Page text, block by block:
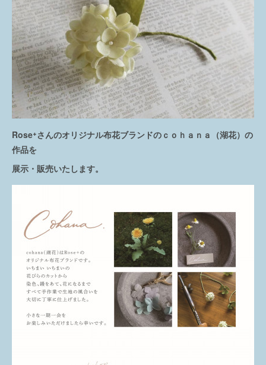
Rose⁺さんのオリジナル布花ブランドのｃｏｈａｎａ（湖花）の
作品を
展示・販売いたします。